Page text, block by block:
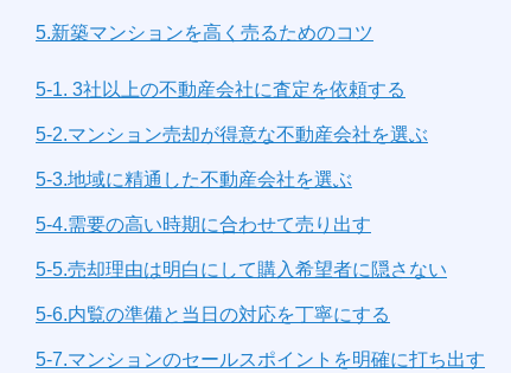
5.新築マンションを高く売るためのコツ
5-1. 3社以上の不動産会社に査定を依頼する
5-2.マンション売却が得意な不動産会社を選ぶ
5-3.地域に精通した不動産会社を選ぶ
5-4.需要の高い時期に合わせて売り出す
5-5.売却理由は明白にして購入希望者に隠さない
5-6.内覧の準備と当日の対応を丁寧にする
5-7.マンションのセールスポイントを明確に打ち出す